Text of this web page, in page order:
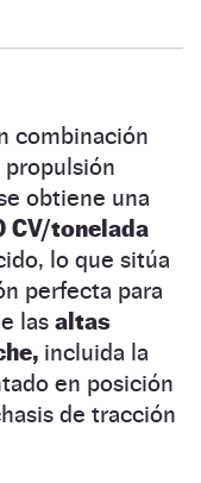
combinación
obtiene una
CV/tonelada
lo que sitúa
perfecta para
las altas
incluida la
en posición
de tracción